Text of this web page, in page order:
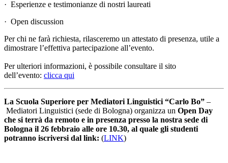
· Esperienze e testimonianze di nostri laureati
· Open discussion
Per chi ne farà richiesta, rilasceremo un attestato di presenza, utile a
dimostrare l’effettiva partecipazione all’evento.
Per ulteriori informazioni, è possibile consultare il sito
dell’evento: clicca qui
La Scuola Superiore per Mediatori Linguistici “Carlo Bo” –
Mediatori Linguistici (sede di Bologna) organizza un Open Day
che si terrà da remoto e in presenza presso la nostra sede di
Bologna il 26 febbraio alle ore 10.30, al quale gli studenti
potranno iscriversi dal link: (LINK)